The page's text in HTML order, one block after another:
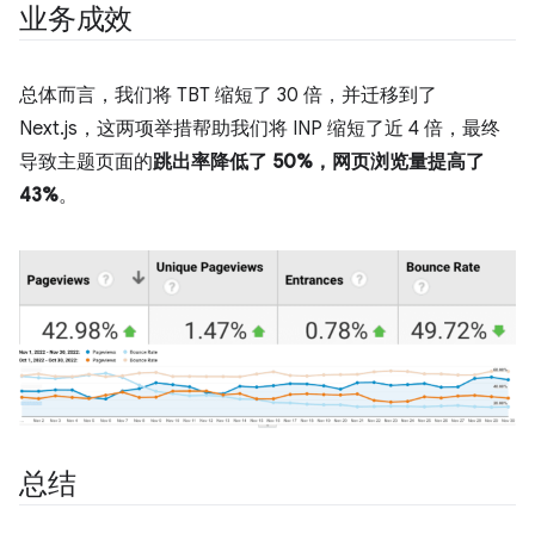
业务成效
总体而言，我们将 TBT 缩短了 30 倍，并迁移到了
Next.js，这两项举措帮助我们将 INP 缩短了近 4 倍，最终
导致主题页面的跳出率降低了 50%，网页浏览量提高了
43%。
总结